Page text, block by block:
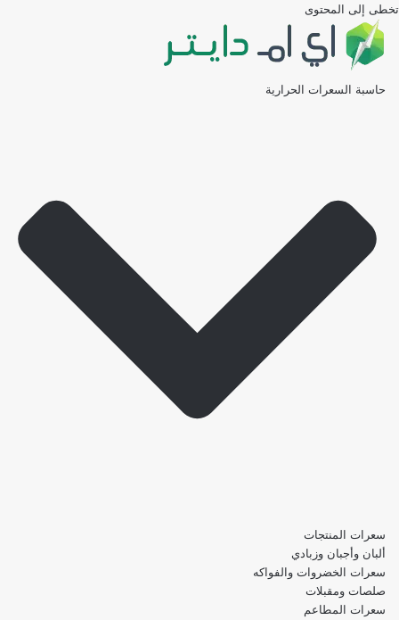
تخطى إلى المحتوى
حاسبة السعرات الحرارية
سعرات المنتجات
ألبان وأجبان وزبادي
سعرات الخضروات والفواكه
صلصات ومقبلات
سعرات المطاعم